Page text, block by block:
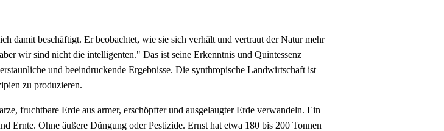
damit beschäftigt. Er beobachtet, wie sie sich verhält und vertraut der Natur mehr
wir sind nicht die intelligenten." Das ist seine Erkenntnis und Quintessenz
und beeindruckende Ergebnisse. Die synthropische Landwirtschaft ist
zu produzieren.
fruchtbare Erde aus armer, erschöpfter und ausgelaugter Erde verwandeln. Ein
Ernte. Ohne äußere Düngung oder Pestizide. Ernst hat etwa 180 bis 200 Tonnen